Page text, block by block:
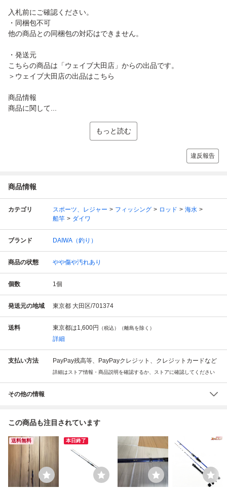
入札前にご確認ください。
・同梱包不可
他の商品との同梱包の対応はできません。
・発送元
こちらの商品は「ウェイブ大田店」からの出品です。
＞ウェイブ大田店の出品はこちら
商品情報
商品に関して...
もっと読む
違反報告
商品情報
カテゴリ スポーツ、レジャー フィッシング ロッド
海水
船竿
ダイワ
ブランド DAIWA（釣り）
商品の状態 やや傷や汚れあり
個数 1個
発送元の地域 東京都 大田区/701374
送料 東京都は1,600円 （税込）（離島を除く）
詳細
支払い方法 PayPay残高等、PayPayクレジット、クレジットカードなど
詳細はストア情報・商品説明を確認するか、ストアに確認してください
その他の情報
この商品も注目されています
送料無料 本日終了